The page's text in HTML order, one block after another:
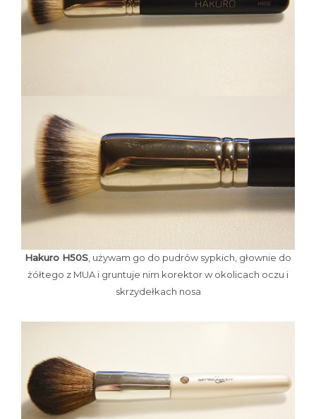
Hakuro H50S, używam go do pudrów sypkich, głownie do
żółtego z MUA i gruntuje nim korektor w okolicach oczu i
skrzydełkach nosa